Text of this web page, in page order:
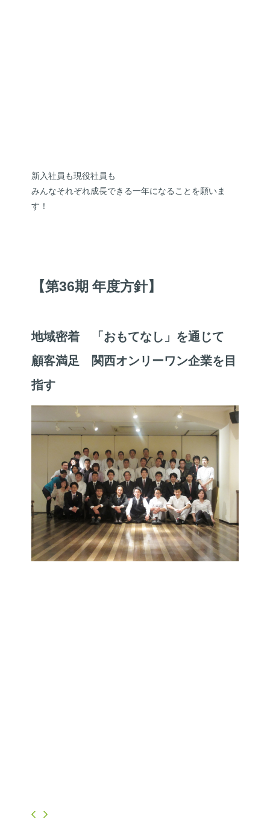
新入社員も現役社員も
みんなそれぞれ成長できる一年になることを願いま
す！
【第36期 年度方針】
地域密着 「おもてなし」を通じて
顧客満足 関西オンリーワン企業を目
指す